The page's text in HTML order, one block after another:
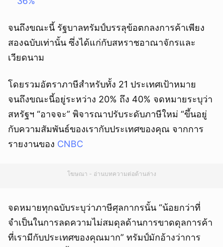
จนถึงขณะนี้ รัฐบาลทรัมป์บรรลุข้อตกลงการค้าเพียง
สองฉบับเท่านั้น ซึ่งได้แก่กับสหราชอาณาจักรและ
เวียดนาม
โดยรวมอัตราภาษีสำหรับทั้ง 21 ประเทศเป้าหมาย
จนถึงขณะนี้อยู่ระหว่าง 20% ถึง 40% จดหมายระบุว่า
สหรัฐฯ “อาจจะ” พิจารณาปรับระดับภาษีใหม่ “ขึ้นอยู่
กับความสัมพันธ์ของเรากับประเทศของคุณ จากการ
รายงานของ CNBC
โฆษณา - อ่านบทความต่อด้านล่าง
จดหมายทุกฉบับระบุว่าภาษีศุลกากรนั้น “น้อยกว่าที่
จำเป็นในการลดความไม่สมดุลด้านการขาดดุลการค้า
ที่เรามีกับประเทศของคุณมาก” ทรัมป์มักอ้างว่าการ